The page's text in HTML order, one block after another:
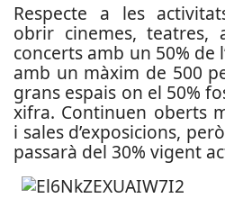
Respecte a les
obrir cinemes, teatres,
concerts amb un 50% de
amb un màxim de 500
grans espais on el 50%
xifra. Continuen oberts
i sales d’exposicions,
passarà del 30% vigent